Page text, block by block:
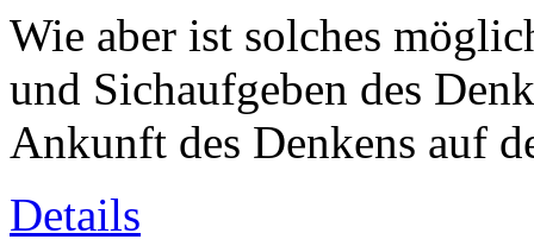
Wie aber ist solches
und Sichaufgeben des
Ankunft des Denkens auf
Details